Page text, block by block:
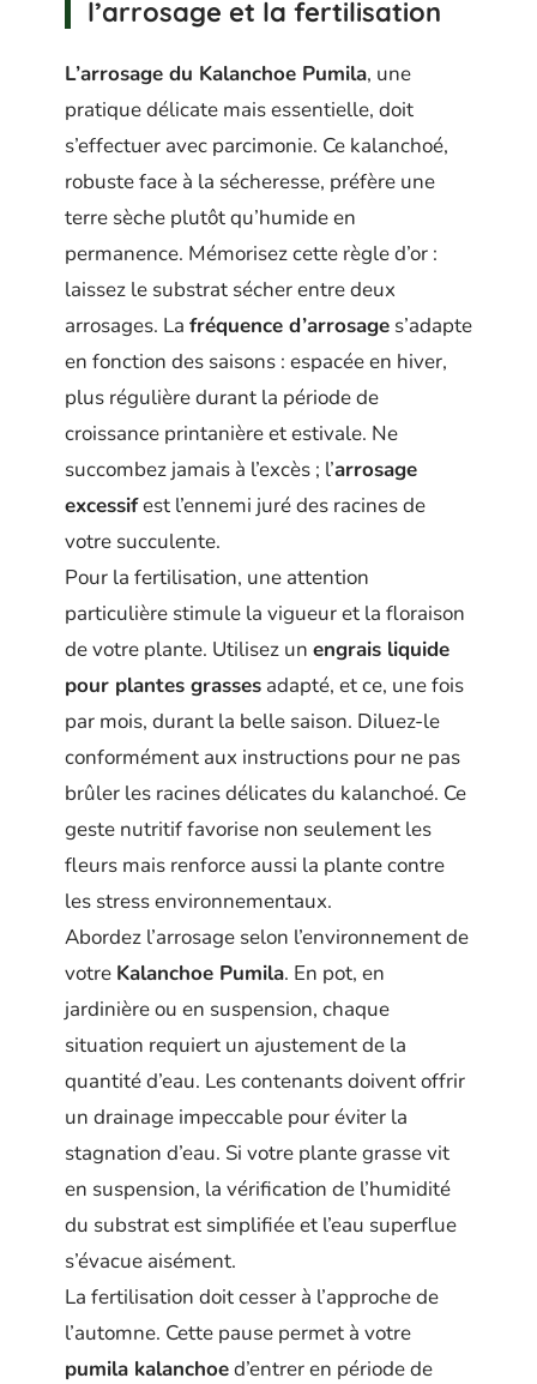
l’arrosage et la fertilisation
L’arrosage du Kalanchoe Pumila, une
pratique délicate mais essentielle, doit
s’effectuer avec parcimonie. Ce kalanchoé,
robuste face à la sécheresse, préfère une
terre sèche plutôt qu’humide en
permanence. Mémorisez cette règle d’or :
laissez le substrat sécher entre deux
arrosages. La fréquence d’arrosage s’adapte
en fonction des saisons : espacée en hiver,
plus régulière durant la période de
croissance printanière et estivale. Ne
succombez jamais à l’excès ; l’arrosage
excessifest l’ennemi juré des racines de
votre succulente.
Pour la fertilisation, une attention
particulière stimule la vigueur et la floraison
de votre plante. Utilisez un engrais liquide
pour plantes grasses adapté, et ce, une fois
par mois, durant la belle saison. Diluez-le
conformément aux instructions pour ne pas
brûler les racines délicates du kalanchoé. Ce
geste nutritif favorise non seulement les
fleurs mais renforce aussi la plante contre
les stress environnementaux.
Abordez l’arrosage selon l’environnement de
votre Kalanchoe Pumila. En pot, en
jardinière ou en suspension, chaque
situation requiert un ajustement de la
quantité d’eau. Les contenants doivent offrir
un drainage impeccable pour éviter la
stagnation d’eau. Si votre plante grasse vit
en suspension, la vérification de l’humidité
du substrat est simplifiée et l’eau superflue
s’évacue aisément.
La fertilisation doit cesser à l’approche de
l’automne. Cette pause permet à votre
pumila kalanchoed’entrer en période de